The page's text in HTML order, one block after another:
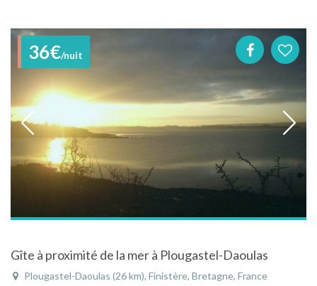
36€/nuit
Gîte à proximité de la mer à Plougastel-Daoulas
Plougastel-Daoulas (26 km), Finistère, Bretagne, France